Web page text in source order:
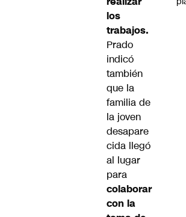
los
trabajos.
Prado
indicó
también
que la
familia de
la joven
desapare
cida llegó
al lugar
para
colaborar
con la